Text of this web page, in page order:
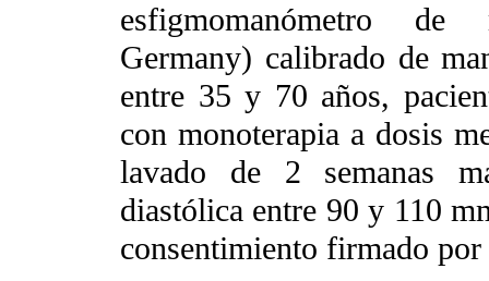
esfigmomanómetro
Germany) calibrado de
entre 35 y 70 años,
con monoterapia a dosis
lavado de 2 semanas
diastólica entre 90 y 110
consentimiento firmado